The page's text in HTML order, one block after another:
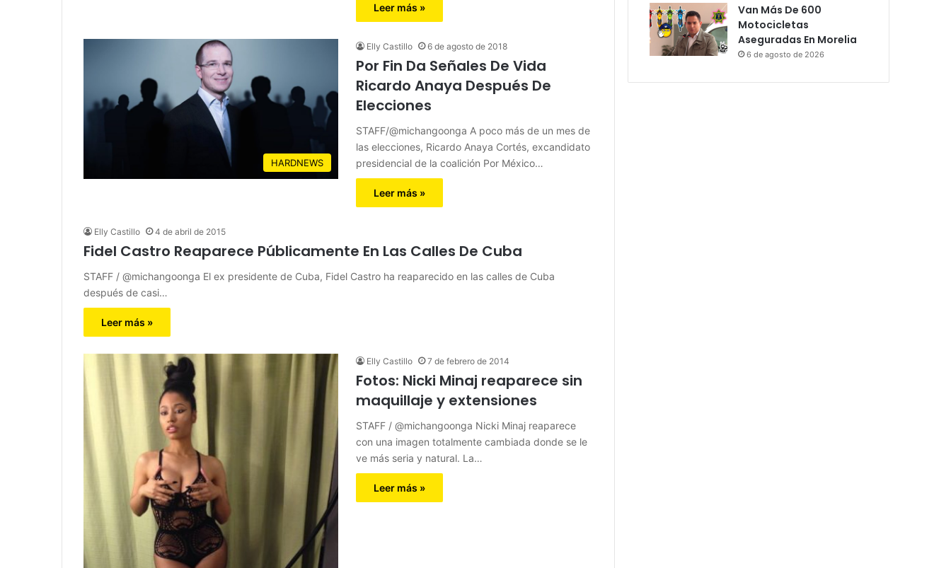
Leer más »
HARDNEWS
Elly Castillo 6 de agosto de 2018
Por Fin Da Señales De Vida
Ricardo Anaya Después De
Elecciones
STAFF/@michangoonga A poco más de un mes de
las elecciones, Ricardo Anaya Cortés, excandidato
presidencial de la coalición Por México…
Leer más »
Elly Castillo 4 de abril de 2015
Fidel Castro Reaparece Públicamente En Las Calles De Cuba
STAFF / @michangoonga El ex presidente de Cuba, Fidel Castro ha reaparecido en las calles de Cuba
después de casi…
Leer más »
Elly Castillo 7 de febrero de 2014
Fotos: Nicki Minaj reaparece sin
maquillaje y extensiones
STAFF / @michangoonga Nicki Minaj reaparece
con una imagen totalmente cambiada donde se le
ve más seria y natural. La…
Leer más »
Van Más De 600
Motocicletas
Aseguradas En Morelia
6 de agosto de 2026